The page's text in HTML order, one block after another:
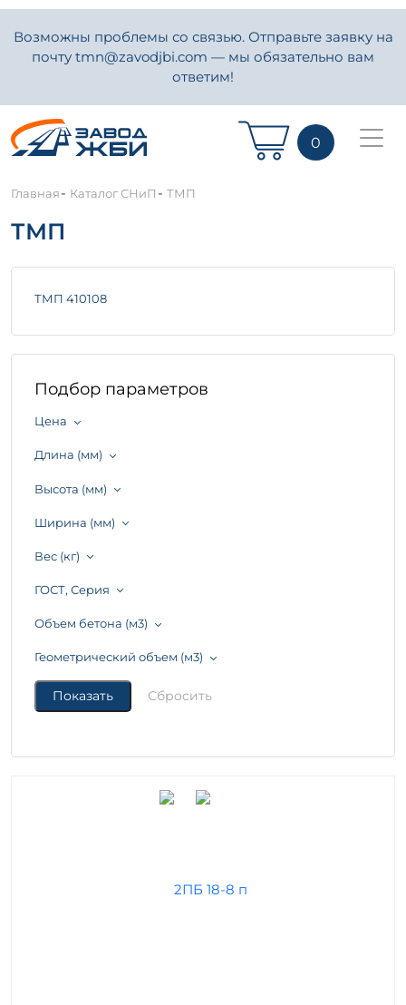
Возможны проблемы со связью. Отправьте заявку на
почту tmn@zavodjbi.com — мы обязательно вам
ответим!
0
Главная- Каталог СНиП - ТМП
ТМП
ТМП 410108
Подбор параметров
Цена
Длина (мм)
Высота (мм)
Ширина (мм)
Вес (кг)
ГОСТ, Серия
Объем бетона (м3)
Геометрический объем (м3)